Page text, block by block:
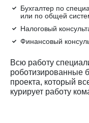
Бухгалтер по
или по общей
Налоговый
Финансовый
Всю работу
роботизированные
проекта, который
курирует работу